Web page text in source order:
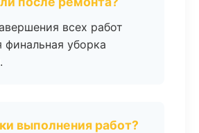
всех работ
финальная уборка
выполнения работ?